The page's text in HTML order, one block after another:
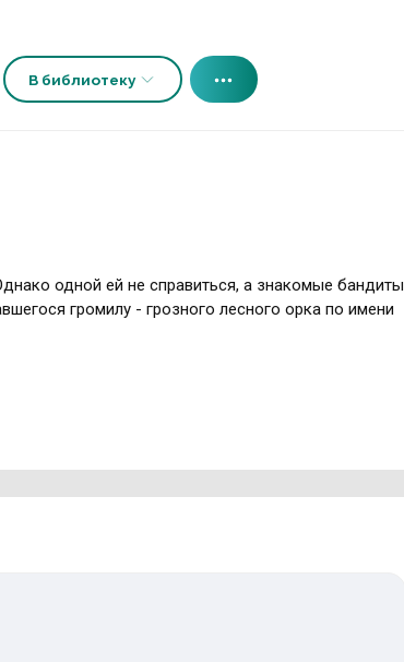
В библиотеку
одной ей не справиться, а знакомые бандиты
громилу - грозного лесного орка по имени